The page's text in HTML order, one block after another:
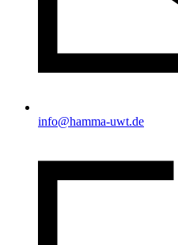
info@hamma-uwt.de